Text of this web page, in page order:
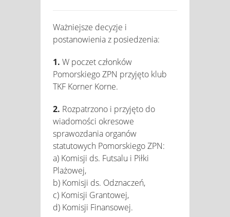
Ważniejsze decyzje i
postanowienia z posiedzenia:
1. W poczet członków
Pomorskiego ZPN przyjęto klub
TKF Korner Korne.
2. Rozpatrzono i przyjęto do
wiadomości okresowe
sprawozdania organów
statutowych Pomorskiego ZPN:
a) Komisji ds. Futsalu i Piłki
Plażowej,
b) Komisji ds. Odznaczeń,
c) Komisji Grantowej,
d) Komisji Finansowej.